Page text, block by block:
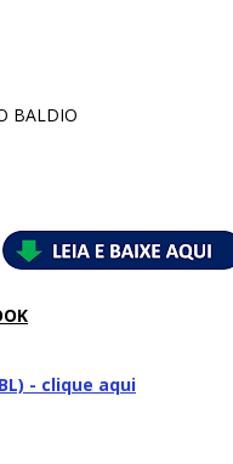
BALDIO
- clique aqui